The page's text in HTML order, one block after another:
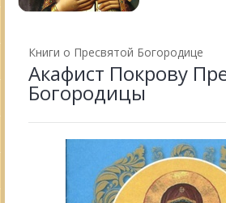
Книги о Пресвятой Богородице
Акафист Покрову
Богородицы